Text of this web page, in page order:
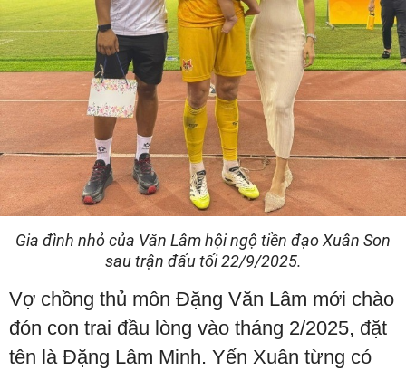
Gia đình nhỏ của Văn Lâm hội ngộ tiền đạo Xuân Son
sau trận đấu tối 22/9/2025.
Vợ chồng thủ môn Đặng Văn Lâm mới chào
đón con trai đầu lòng vào tháng 2/2025, đặt
tên là Đặng Lâm Minh. Yến Xuân từng có